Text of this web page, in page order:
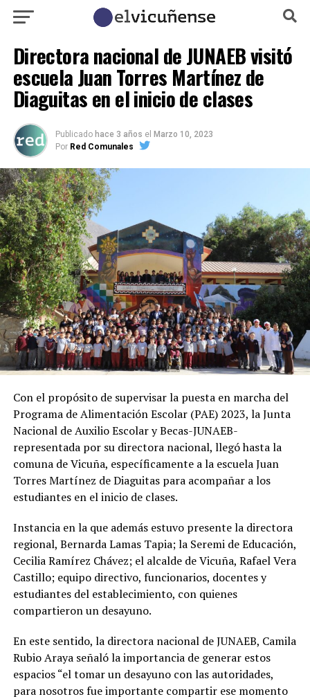
Directora nacional de JUNAEB visitó
escuela Juan Torres Martínez de
Diaguitas en el inicio de clases
Publicado hace 3 años el Marzo 10, 2023
Por Red Comunales
Con el propósito de supervisar la puesta en marcha del
Programa de Alimentación Escolar (PAE) 2023, la Junta
Nacional de Auxilio Escolar y Becas-JUNAEB-
representada por su directora nacional, llegó hasta la
comuna de Vicuña, específicamente a la escuela Juan
Torres Martínez de Diaguitas para acompañar a los
estudiantes en el inicio de clases.
Instancia en la que además estuvo presente la directora
regional, Bernarda Lamas Tapia; la Seremi de Educación,
Cecilia Ramírez Chávez; el alcalde de Vicuña, Rafael Vera
Castillo; equipo directivo, funcionarios, docentes y
estudiantes del establecimiento, con quienes
compartieron un desayuno.
En este sentido, la directora nacional de JUNAEB, Camila
Rubio Araya señaló la importancia de generar estos
espacios “el tomar un desayuno con las autoridades,
para nosotros fue importante compartir ese momento